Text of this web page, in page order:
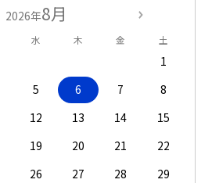
2026年8月
水 木 金 土
1
5 6 7
8
12 13 14
15
19 20 21
22
26 27 28
29